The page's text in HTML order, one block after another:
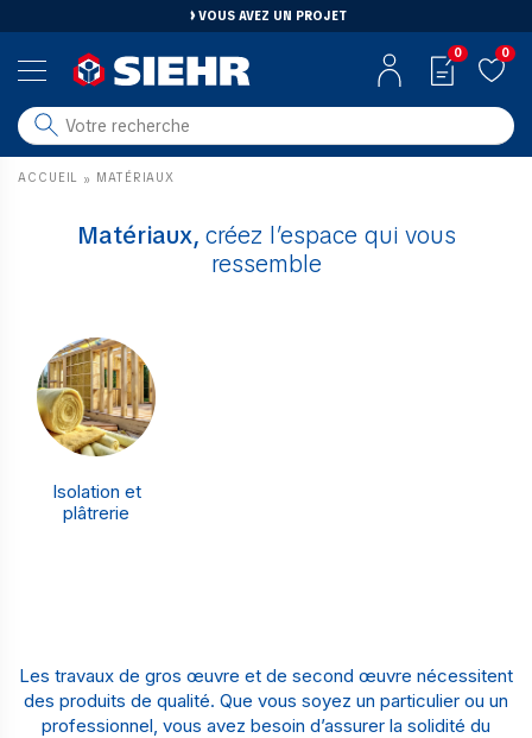
VOUS AVEZ UN PROJET
salle de bain
carrelage
outillage
aménagement
0 0
ACCUEIL » MATÉRIAUX
Matériaux, créez l’espace qui vous
ressemble
Isolation et
plâtrerie
Les travaux de gros œuvre et de second œuvre nécessitent
des produits de qualité. Que vous soyez un particulier ou un
professionnel, vous avez besoin d’assurer la solidité du